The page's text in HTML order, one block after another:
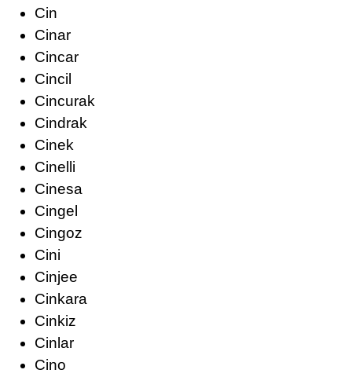
Cin
Cinar
Cincar
Cincil
Cincurak
Cindrak
Cinek
Cinelli
Cinesa
Cingel
Cingoz
Cini
Cinjee
Cinkara
Cinkiz
Cinlar
Cino